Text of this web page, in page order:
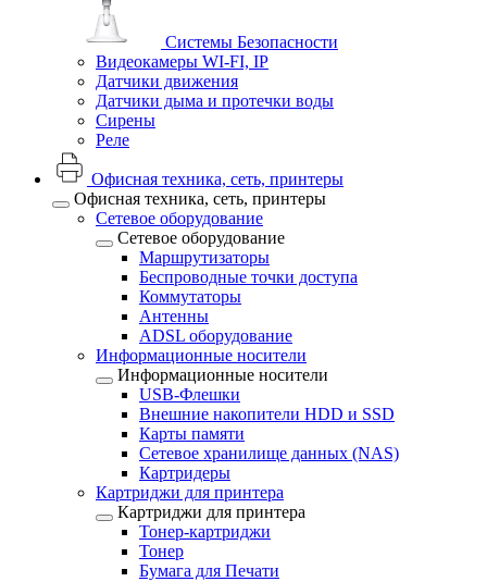
Системы Безопасности
Видеокамеры WI-FI, IP
Датчики движения
Датчики дыма и протечки воды
Сирены
Реле
Офисная техника, cеть, принтеры
Офисная техника, cеть, принтеры
Сетевое оборудование
Сетевое оборудование
Маршрутизаторы
Беспроводные точки доступа
Коммутаторы
Антенны
ADSL оборудование
Информационные носители
Информационные носители
USB-Флешки
Внешние накопители HDD и SSD
Карты памяти
Сетевое хранилище данных (NAS)
Картридеры
Картриджи для принтера
Картриджи для принтера
Тонер-картриджи
Тонер
Бумага для Печати